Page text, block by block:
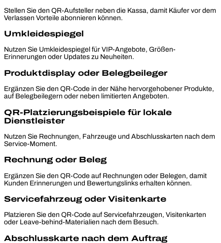
Stellen Sie den QR-Aufsteller neben die Kassa, damit Käufer vor dem
Verlassen Vorteile abonnieren können.
Umkleidespiegel
Nutzen Sie Umkleidespiegel für VIP-Angebote, Größen-
Erinnerungen oder Updates zu Neuheiten.
Produktdisplay oder Belegbeileger
Ergänzen Sie den QR-Code in der Nähe hervorgehobener Produkte,
auf Belegbeilegern oder neben limitierten Angeboten.
QR-Platzierungsbeispiele für lokale
Dienstleister
Nutzen Sie Rechnungen, Fahrzeuge und Abschlusskarten nach dem
Service-Moment.
Rechnung oder Beleg
Ergänzen Sie den QR-Code auf Rechnungen oder Belegen, damit
Kunden Erinnerungen und Bewertungslinks erhalten können.
Servicefahrzeug oder Visitenkarte
Platzieren Sie den QR-Code auf Servicefahrzeugen, Visitenkarten
oder Leave-behind-Materialien nach dem Besuch.
Abschlusskarte nach dem Auftrag